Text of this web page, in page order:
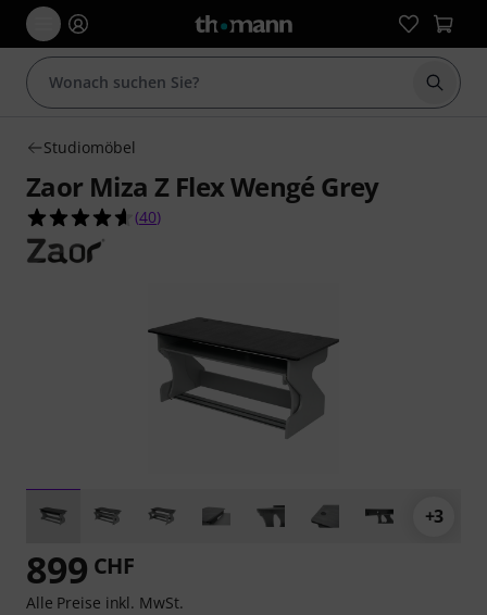
Suche
Studiomöbel
Zaor Miza Z Flex Wengé Grey
4.6 von 5 Sternen aus 40 Kundenbewertungen
(40)
+3
899 CHF
Alle Preise inkl. MwSt.